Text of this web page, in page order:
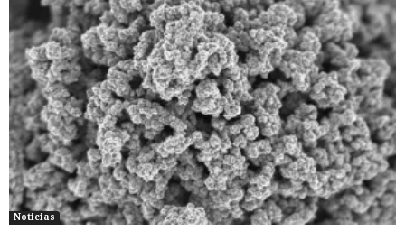
Noticias